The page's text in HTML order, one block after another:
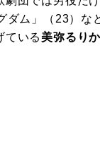
ダム」（23）な
ている 美弥るりか